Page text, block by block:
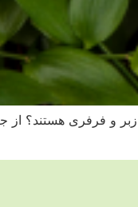
و فرفری هستند؟